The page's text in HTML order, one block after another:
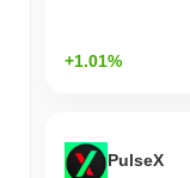
+1.01%
PulseX